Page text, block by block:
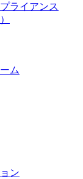
ライアンス
ム
ン